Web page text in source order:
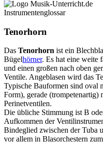
Instrumentenglossar
Tenorhorn
Das Tenorhorn ist ein
Bügelhörner. Es hat eine weite
und einen großen nach oben
Ventile. Angeblasen wird das
Typische Bauformen sind oval
Form), gerade
Perinetventilen.
Die übliche Stimmung ist B
Aufkommen der
Bindeglied zwischen der Tuba
vor allem in Blasorchestern